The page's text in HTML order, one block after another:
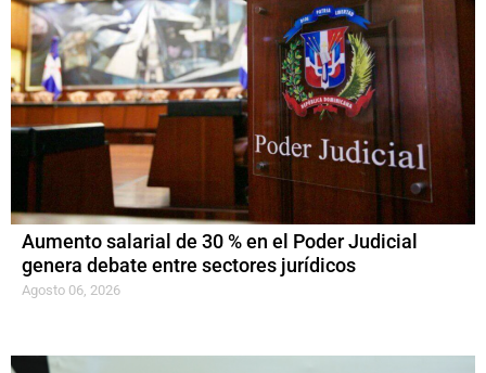
Aumento salarial de 30 % en el Poder Judicial
genera debate entre sectores jurídicos
Agosto 06, 2026